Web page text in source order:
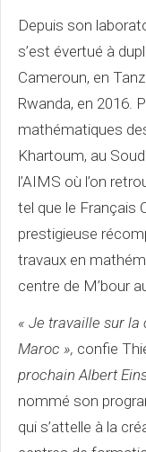
Depuis son
s’est évertué à
Cameroun, en
Rwanda, en 2016.
mathématiques
Khartoum, au
l’AIMS où l’on
tel que le Français
prestigieuse
travaux en
centre de M’bour
« Je travaille sur la
Maroc », confie
prochain Albert
nommé son
qui s’attelle à la